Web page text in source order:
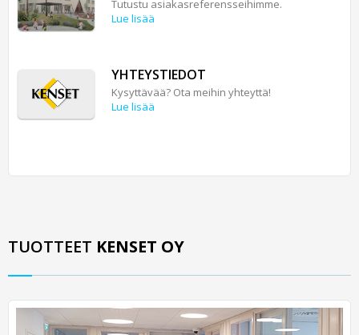
Tutustu asiakasreferensseihimme.
Lue lisää
YHTEYSTIEDOT
Kysyttävää? Ota meihin yhteyttä!
Lue lisää
TUOTTEET KENSET OY